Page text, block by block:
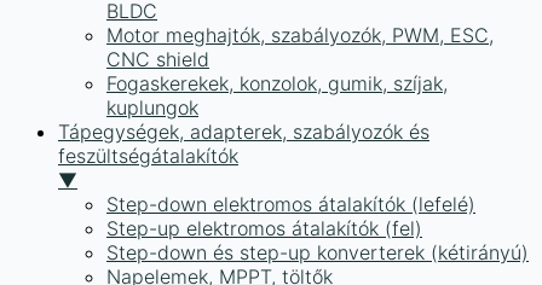
BLDC
Motor meghajtók, szabályozók, PWM, ESC,
CNC shield
Fogaskerekek, konzolok, gumik, szíjak,
kuplungok
Tápegységek, adapterek, szabályozók és
feszültségátalakítók
▼
Step-down elektromos átalakítók (lefelé)
Step-up elektromos átalakítók (fel)
Step-down és step-up konverterek (kétirányú)
Napelemek, MPPT, töltők